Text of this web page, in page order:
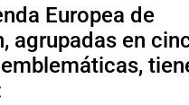
Europea de
agrupadas en